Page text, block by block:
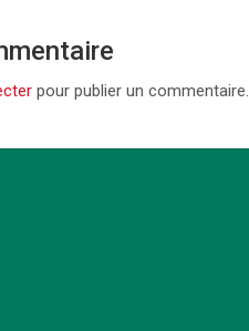
pour publier un commentaire.